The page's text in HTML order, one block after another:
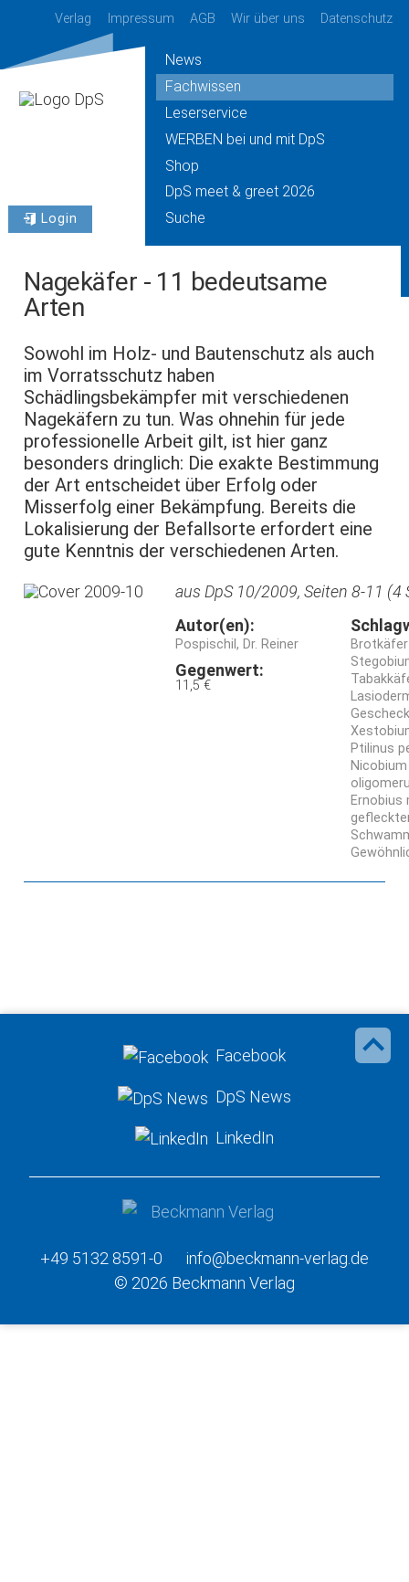
Verlag Impressum AGB Wir über uns Datenschutz
Login
News
Fachwissen
Leserservice
WERBEN bei und mit DpS
Shop
DpS meet & greet 2026
Suche
Nagekäfer - 11 bedeutsame
Arten
Sowohl im Holz- und Bautenschutz als auch
im Vorratsschutz haben
Schädlingsbekämpfer mit verschiedenen
Nagekäfern zu tun. Was ohnehin für jede
professionelle Arbeit gilt, ist hier ganz
besonders dringlich: Die exakte Bestimmung
der Art entscheidet über Erfolg oder
Misserfolg einer Bekämpfung. Bereits die
Lokalisierung der Befallsorte erfordert eine
gute Kenntnis der verschiedenen Arten.
aus DpS 10/2009, Seiten 8-11 (4
Autor(en):
Pospischil, Dr. Reiner
Gegenwert:
11,5 €
Ptilinus
Ernobius
Facebook
DpS News
LinkedIn
+49 5132 8591-0
info@beckmann-verlag.de
© 2026 Beckmann Verlag